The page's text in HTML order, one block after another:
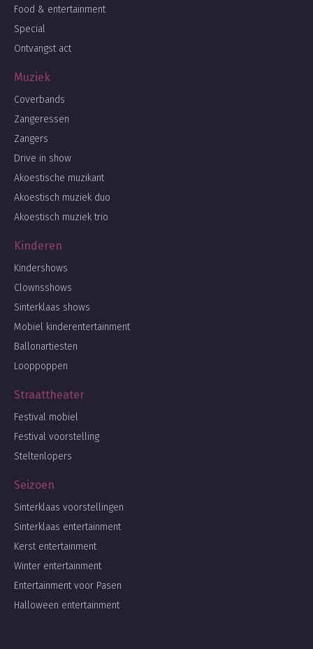
Food & entertainment
Special
Ontvangst act
Muziek
Coverbands
Zangeressen
Zangers
Drive in show
Akoestische muzikant
Akoestisch muziek duo
Akoestisch muziek trio
Kinderen
Kindershows
Clownsshows
Sinterklaas shows
Mobiel kinderentertainment
Ballonartiesten
Looppoppen
Straattheater
Festival mobiel
Festival voorstelling
Steltenlopers
Seizoen
Sinterklaas voorstellingen
Sinterklaas entertainment
Kerst entertainment
Winter entertainment
Entertainment voor Pasen
Halloween entertainment